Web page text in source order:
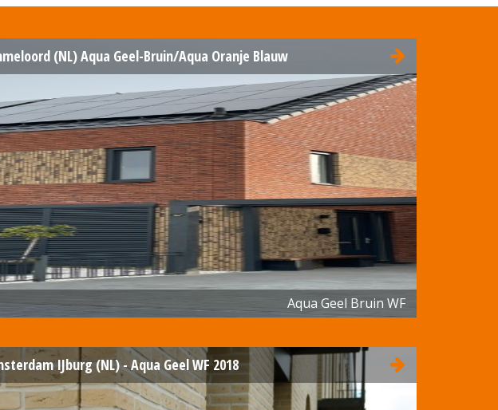
(NL) Aqua Geel-Bruin/Aqua Oranje Blauw
Aqua Geel Bruin WF
IJburg (NL) - Aqua Geel WF 2018